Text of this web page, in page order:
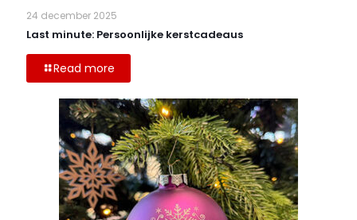
24 december 2025
Last minute: Persoonlijke kerstcadeaus
Read more